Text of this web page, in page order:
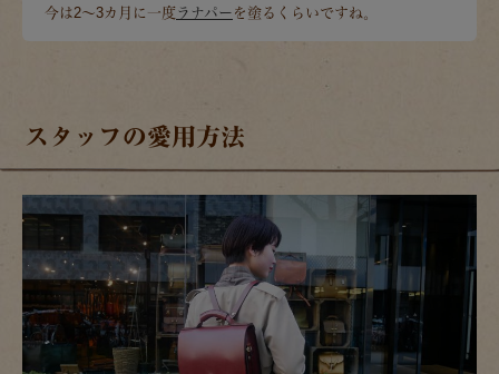
今は2～3カ月に一度ラナパー を塗るくらいですね。
スタッフの愛用方法